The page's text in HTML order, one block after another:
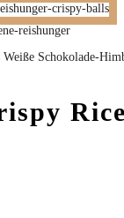
Schokolade-